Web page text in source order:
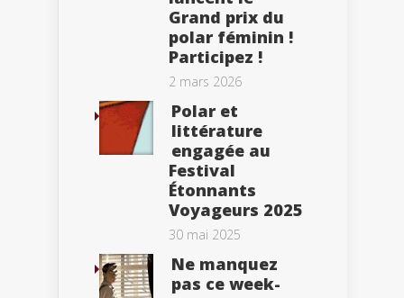
Grand prix du
polar féminin !
Participez !
2 mars 2026
Polar et
littérature
engagée au
Festival
Étonnants
Voyageurs 2025
30 mai 2025
Ne manquez
pas ce week-